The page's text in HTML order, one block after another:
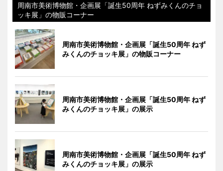
周南市美術博物館・企画展「誕生50周年 ねずみくんのチョ
ッキ展」の物販コーナー
周南市美術博物館・企画展「誕生50周年 ねず
みくんのチョッキ展」の物販コーナー
周南市美術博物館・企画展「誕生50周年 ねず
みくんのチョッキ展」の展示
周南市美術博物館・企画展「誕生50周年 ねず
みくんのチョッキ展」の展示